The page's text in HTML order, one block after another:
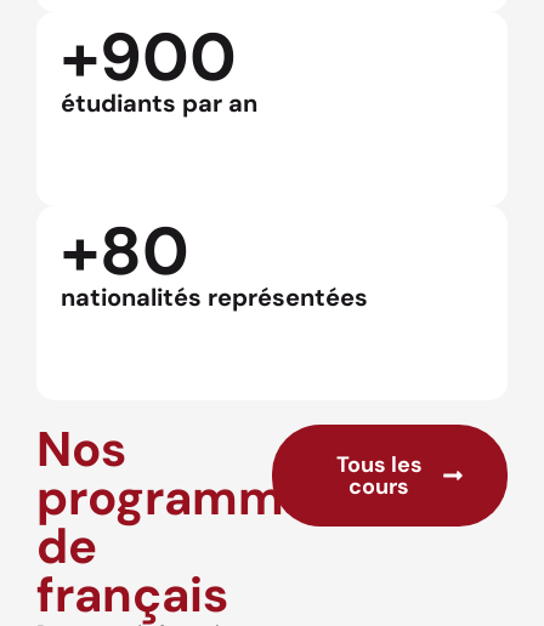
+900
étudiants par an
+80
nationalités représentées
Nos
programmes
de
français
Tous les
cours